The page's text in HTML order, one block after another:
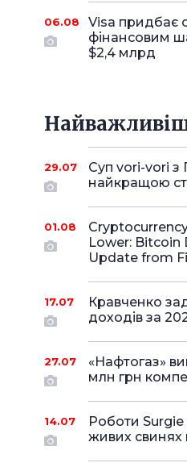
06.08
Visa придбає
фінансовим
$2,4 млрд
29.07
Суп vori-vori з
найкращою
01.08
Lower:
Update from
17.07
Кравченко
доходів за
27.07
«Нафтогаз»
млн грн
14.07
Роботи Surgie
живих свинях